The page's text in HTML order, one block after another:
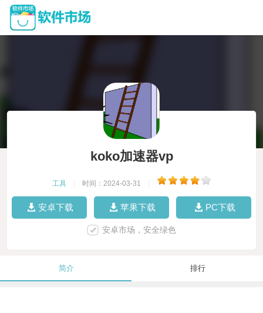
koko加速器vp
工具 时间：2024-03-31
安卓下载 苹果下载 PC下载
安卓市场，安全绿色
简介 排行